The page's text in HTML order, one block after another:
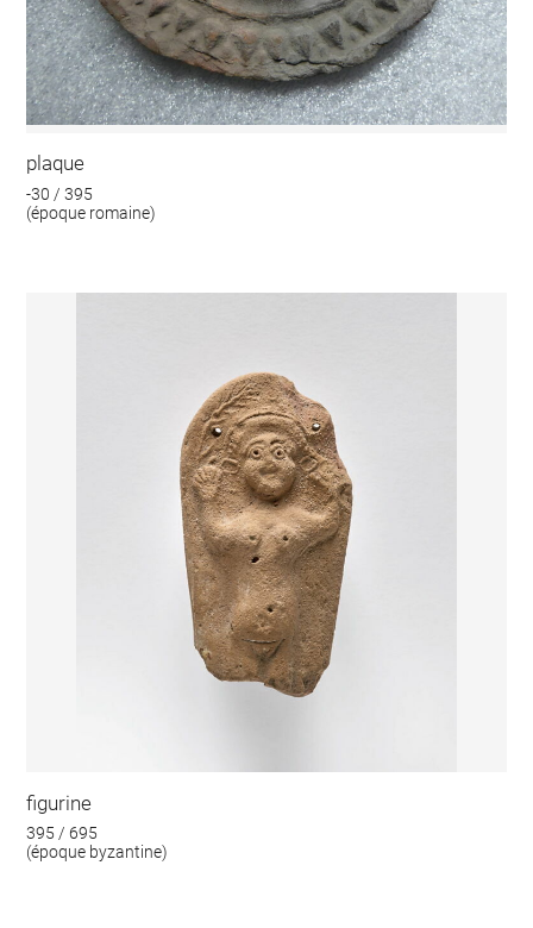
plaque
-30 / 395
(époque romaine)
figurine
395 / 695
(époque byzantine)